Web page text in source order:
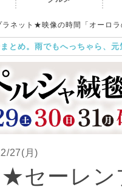
ラネット★映像の時間「オーロ
とめ。雨でもへっちゃら、元
27(月)
★セーレ